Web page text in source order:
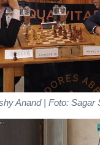
Anand | Foto: Sagar